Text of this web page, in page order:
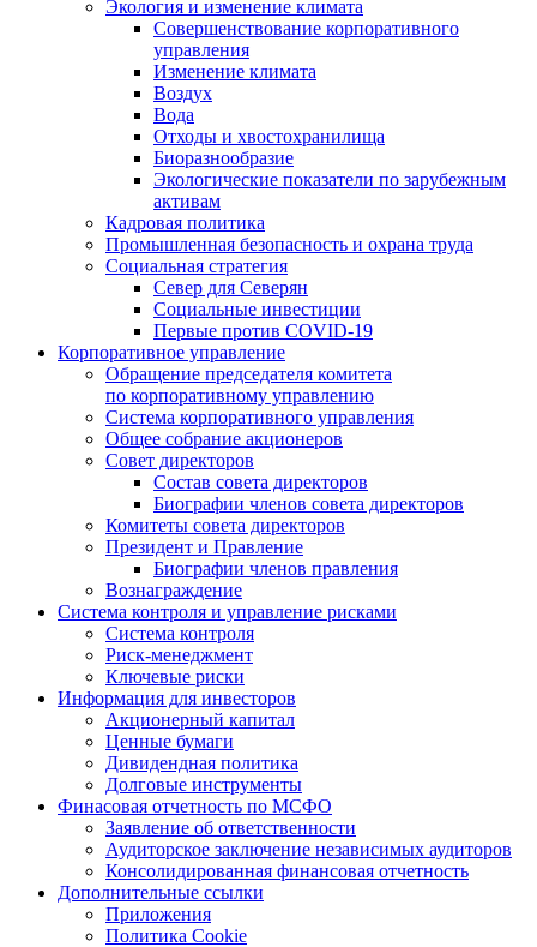
Экология и изменение климата
Совершенствование корпоративного
управления
Изменение климата
Воздух
Вода
Отходы и хвостохранилища
Биоразнообразие
Экологические показатели по зарубежным
активам
Кадровая политика
Промышленная безопасность и охрана труда
Социальная стратегия
Север для Северян
Социальные инвестиции
Первые против COVID‑19
Корпоративное управление
Обращение председателя комитета
по корпоративному управлению
Система корпоративного управления
Общее собрание акционеров
Совет директоров
Состав совета директоров
Биографии членов совета директоров
Комитеты совета директоров
Президент и Правление
Биографии членов правления
Вознаграждение
Система контроля и управление рисками
Система контроля
Риск-менеджмент
Ключевые риски
Информация для инвесторов
Акционерный капитал
Ценные бумаги
Дивидендная политика
Долговые инструменты
Финасовая отчетность по МСФО
Заявление об ответственности
Аудиторское заключение независимых аудиторов
Консолидированная финансовая отчетность
Дополнительные ссылки
Приложения
Политика Cookie